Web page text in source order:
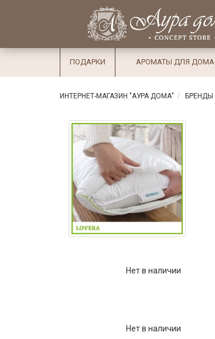
Избранное
×
СалоныДоставка
Оплата
Подарки
Ароматы
Сервировка
Столовые
ПОДАРКИ АРОМАТЫ ДЛЯ ДОМА
ИНТЕРНЕТ-МАГАЗИН "АУРА ДОМА" БРЕНДЫ
Нет в наличии
Нет в наличии